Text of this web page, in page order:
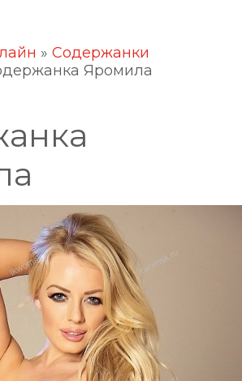
» Содержанки
Яромила